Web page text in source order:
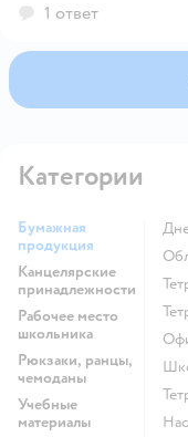
1 ответ
Категории
Бумажная
продукция
Канцелярские
принадлежности
Рабочее место
школьника
Рюкзаки, ранцы,
чемоданы
Учебные
материалы